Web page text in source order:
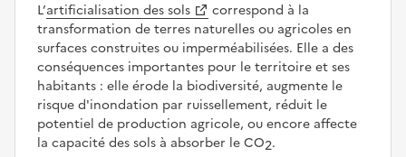
L’artificialisation des sols
correspond à la
transformation de terres naturelles ou agricoles en
surfaces construites ou imperméabilisées. Elle a des
conséquences importantes pour le territoire et ses
habitants : elle érode la biodiversité, augmente le
risque d'inondation par ruissellement, réduit le
potentiel de production agricole, ou encore affecte
la capacité des sols à absorber le CO2.